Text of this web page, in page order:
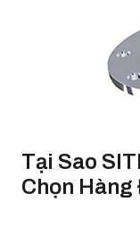
Tại Sao
Chọn Hàng